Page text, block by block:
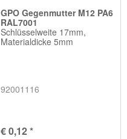
GPO Gegenmutter M12 PA6
RAL7001
Schlüsselweite 17mm,
Materialdicke 5mm
92001116
€ 0,12 *